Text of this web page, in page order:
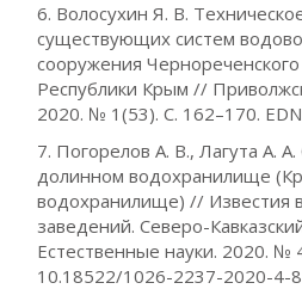
6. Волосухин Я. В.
существующих систем
сооружения
Республики Крым //
2020. № 1(53). С. 162–170.
7. Погорелов А. В., Лагута А.
долинном водохранилище
водохранилище) // Известия
заведений. Северо-
Естественные науки. 2020. №
10.18522/1026-2237-2020-4-